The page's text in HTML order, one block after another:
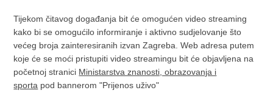
Tijekom čitavog događanja bit će omogućen video streaming
kako bi se omogućilo informiranje i aktivno sudjelovanje što
većeg broja zainteresiranih izvan Zagreba. Web adresa putem
koje će se moći pristupiti video streamingu bit će objavljena na
početnoj stranici Ministarstva znanosti, obrazovanja i
sporta pod bannerom "Prijenos uživo"